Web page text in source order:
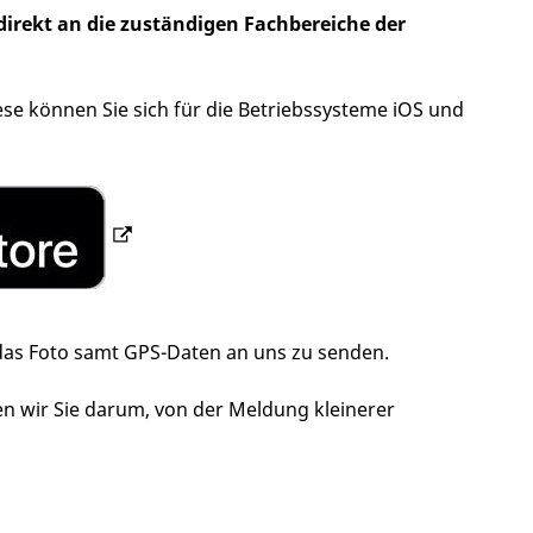
an die zuständigen Fachbereiche der
können Sie sich für die Betriebssysteme iOS und
Foto samt GPS-Daten an uns zu senden.
wir Sie darum, von der Meldung kleinerer